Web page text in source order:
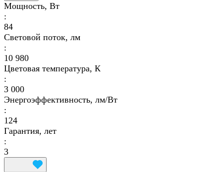
Мощность, Вт
:
84
Световой поток, лм
:
10 980
Цветовая температура, К
:
3 000
Энергоэффективность, лм/Вт
:
124
Гарантия, лет
:
3